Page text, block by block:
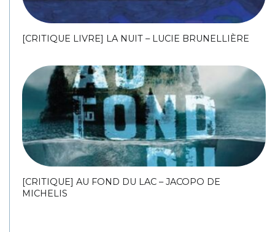
[CRITIQUE LIVRE] LA NUIT – LUCIE BRUNELLIÈRE
[CRITIQUE] AU FOND DU LAC – JACOPO DE
MICHELIS